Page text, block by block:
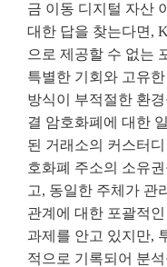
금 이동 디지털 자산
대한 답을 찾는다면,
으로 제공할 수 없는
특별한 기회와 고유
방식이 부적절한 환
결 암호화폐에 대한
된 거래소의 커스터
호화폐 주소의 소유
고, 동일한 주체가 관
관계에 대한 포괄적
과제를 안고 있지만,
적으로 기록되어 분